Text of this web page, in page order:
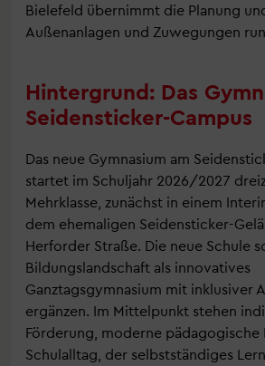
Bielefeld übernimmt die Planung
Außenanlagen und Zuwegungen
Hintergrund: Das
Seidensticker-Campus
Das neue Gymnasium am
startet im Schuljahr 2026/2027
Mehrklasse, zunächst in einem
dem ehemaligen Seidensticker-
Herforder Straße. Die neue Schule
Bildungslandschaft als innovatives
Ganztagsgymnasium mit inklusiver
ergänzen. Im Mittelpunkt stehen
Förderung, moderne pädagogische
Schulalltag, der selbstständiges